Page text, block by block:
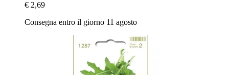
€ 2,69
Consegna entro il giorno 11 agosto